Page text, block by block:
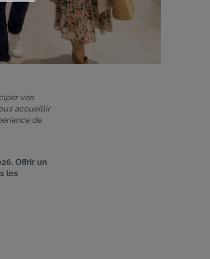
vos
accueillir
de
Offrir un
les